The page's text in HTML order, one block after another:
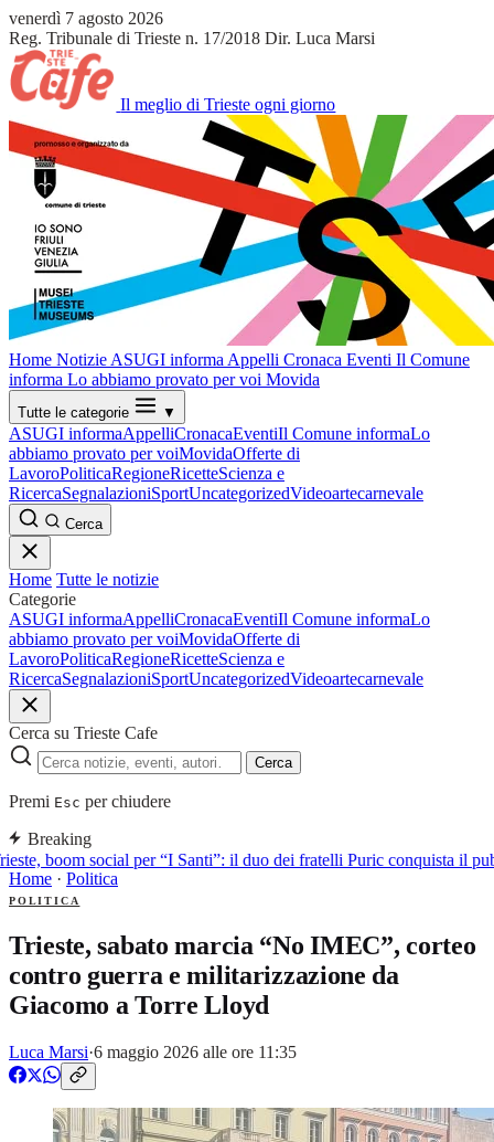
venerdì 7 agosto 2026
Reg. Tribunale di Trieste n. 17/2018 Dir. Luca Marsi
Il meglio di Trieste ogni giorno
Home Notizie ASUGI informa Appelli Cronaca Eventi Il Comune
informa Lo abbiamo provato per voi Movida
Tutte le categorie ▼
ASUGI informaAppelliCronacaEventiIl Comune informaLo
abbiamo provato per voiMovidaOfferte di
LavoroPoliticaRegioneRicetteScienza e
RicercaSegnalazioniSportUncategorizedVideoartecarnevale
Cerca
Home Tutte le notizie
Categorie
ASUGI informaAppelliCronacaEventiIl Comune informaLo
abbiamo provato per voiMovidaOfferte di
LavoroPoliticaRegioneRicetteScienza e
RicercaSegnalazioniSportUncategorizedVideoartecarnevale
Cerca su Trieste Cafe
Cerca
Premi Esc per chiudere
Breaking
boom social per “I Santi”: il duo dei fratelli Puric conquista il
Home · Politica
POLITICA
Trieste, sabato marcia “No IMEC”, corteo
contro guerra e militarizzazione da
Giacomo a Torre Lloyd
Luca Marsi·6 maggio 2026 alle ore 11:35